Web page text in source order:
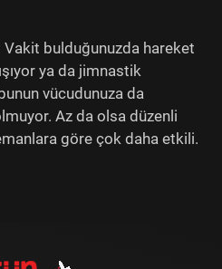
Vakit bulduğunuzda hareket
ya da jimnastik
vücudunuza da
Az da olsa düzenli
göre çok daha etkili.